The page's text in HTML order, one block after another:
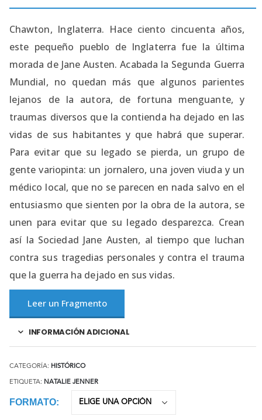
Chawton, Inglaterra. Hace ciento cincuenta años,
este pequeño pueblo de Inglaterra fue la última
morada de Jane Austen. Acabada la Segunda Guerra
Mundial, no quedan más que algunos parientes
lejanos de la autora, de fortuna menguante, y
traumas diversos que la contienda ha dejado en las
vidas de sus habitantes y que habrá que superar.
Para evitar que su legado se pierda, un grupo de
gente variopinta: un jornalero, una joven viuda y un
médico local, que no se parecen en nada salvo en el
entusiasmo que sienten por la obra de la autora, se
unen para evitar que su legado desparezca. Crean
así la Sociedad Jane Austen, al tiempo que luchan
contra sus tragedias personales y contra el trauma
que la guerra ha dejado en sus vidas.
Leer un Fragmento
INFORMACIÓN ADICIONAL
CATEGORÍA: HISTÓRICO
ETIQUETA: NATALIE JENNER
FORMATO